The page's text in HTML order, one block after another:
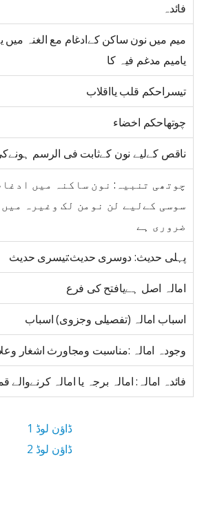
فائدہ
میم میں نون ساکن کےادغام مع الغنہ میں
یامیم مدغم فیہ کا
تیسراحکم قلب یااقلاب
چوتھاحکم اخضاء
ناقص کےلیے نون کےثابت فی الرسم
چوتھی تنبیہ: نون ساکنہ میں
سوسی کےلیے لن نومن لک وغیرہ میں
ضروری ہے
پہلی حدیث: دوسری حدیث:تیسری حدیث
امالہ اصل ہےیافتح کی فرع
اسباب امالہ (تفصیلی وجزوی) اسباب
وجودہ امالہ :مناسبت ومجاورث اشغار
فائدہ امالہ: امالہ برجہ یا امالہ کرنےوالے
ڈاؤن لوڈ 1
ڈاؤن لوڈ 2